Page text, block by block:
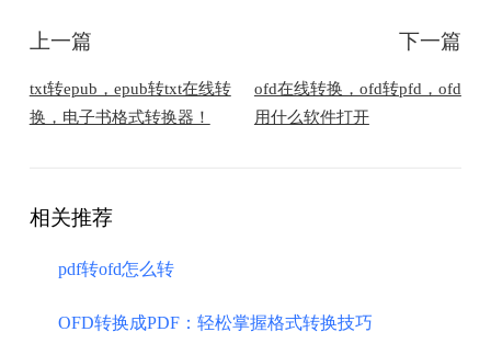
上一篇
txt转epub，epub转txt在线转
换，电子书格式转换器！
下一篇
ofd在线转换，ofd转pfd，ofd
用什么软件打开
相关推荐
pdf转ofd怎么转
OFD转换成PDF：轻松掌握格式转换技巧